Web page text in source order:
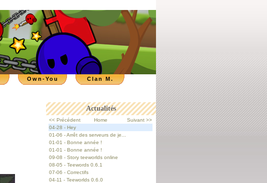
Clan M.
Own-You
Actualités
<< Précédent Home
Suivant >>
04-28 - Hey
01-06 - Arrêt des serveurs de je...
01-01 - Bonne année !
01-01 - Bonne année !
09-08 - Story teeworlds online
08-05 - Teewords 0.6.1
07-06 - Correctifs
04-11 - Teeworlds 0.6.0